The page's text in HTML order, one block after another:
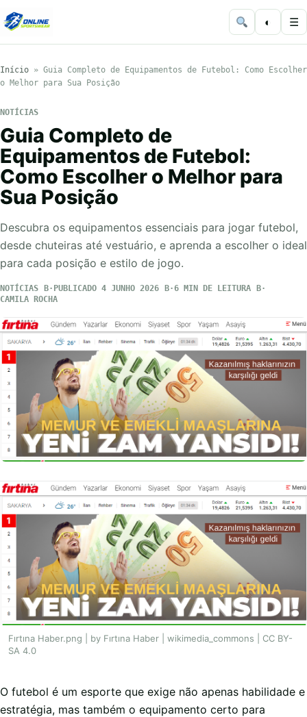
◐ ☰
Início » Guia Completo de Equipamentos de Futebol: Como Escolher
o Melhor para Sua Posição
NOTÍCIAS
Guia Completo de
Equipamentos de Futebol:
Como Escolher o Melhor para
Sua Posição
Descubra os equipamentos essenciais para jogar futebol,
desde chuteiras até vestuário, e aprenda a escolher o ideal
para cada posição e estilo de jogo.
NOTÍCIAS PUBLICADO 4 JUNHO 2026
6 MIN DE LEITURA
CAMILA ROCHA
Fırtına Haber.png | by Fırtına Haber | wikimedia_commons | CC BY-
SA 4.0
O futebol é um esporte que exige não apenas habilidade e
estratégia, mas também o equipamento certo para